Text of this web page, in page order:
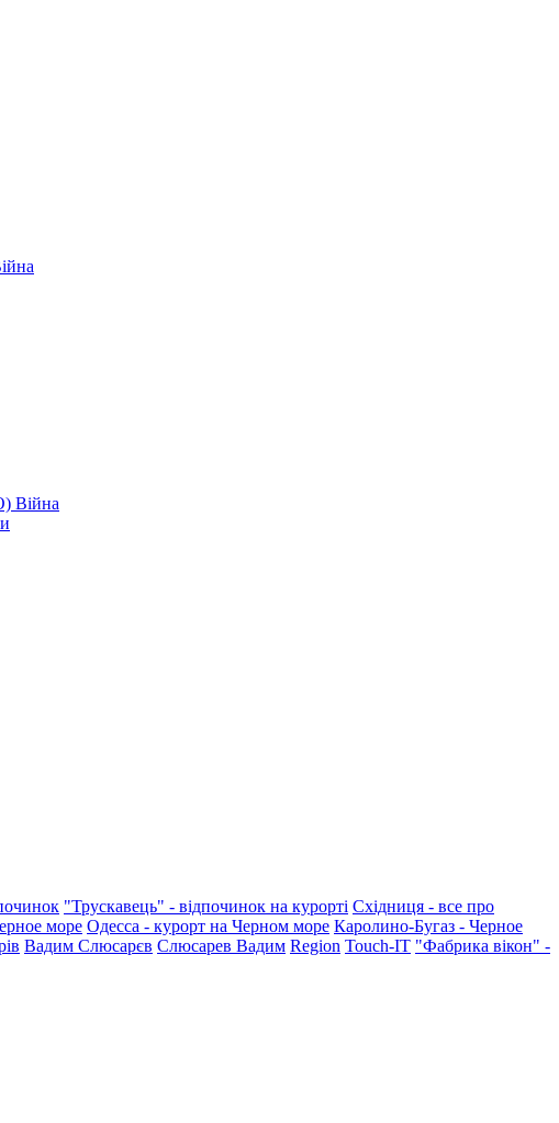
Війна
"Трускавець" - відпочинок на курорті Східниця - все про
море Одесса - курорт на Черном море Каролино-Бугаз - Черное
Вадим Слюсарєв Слюсарев Вадим Region Touch-IT "Фабрика вікон" -